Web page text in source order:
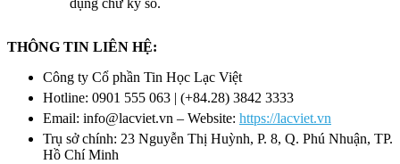
dụng chữ ký số.
THÔNG TIN LIÊN HỆ:
Công ty Cổ phần Tin Học Lạc Việt
Hotline: 0901 555 063 | (+84.28) 3842 3333
Email: info@lacviet.vn – Website: https://lacviet.vn
Trụ sở chính: 23 Nguyễn Thị Huỳnh, P. 8, Q. Phú Nhuận, TP.
Hồ Chí Minh